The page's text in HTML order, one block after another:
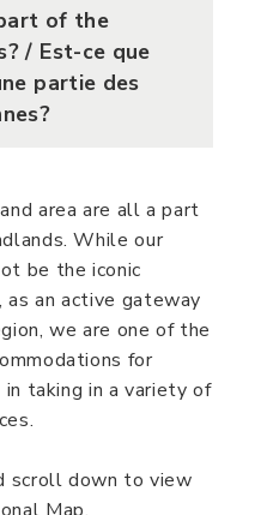
of the
/ Est-ce que
partie des
area are all a part
While our
be the iconic
as an active gateway
we are one of the
for
taking in a variety of
scroll down to view